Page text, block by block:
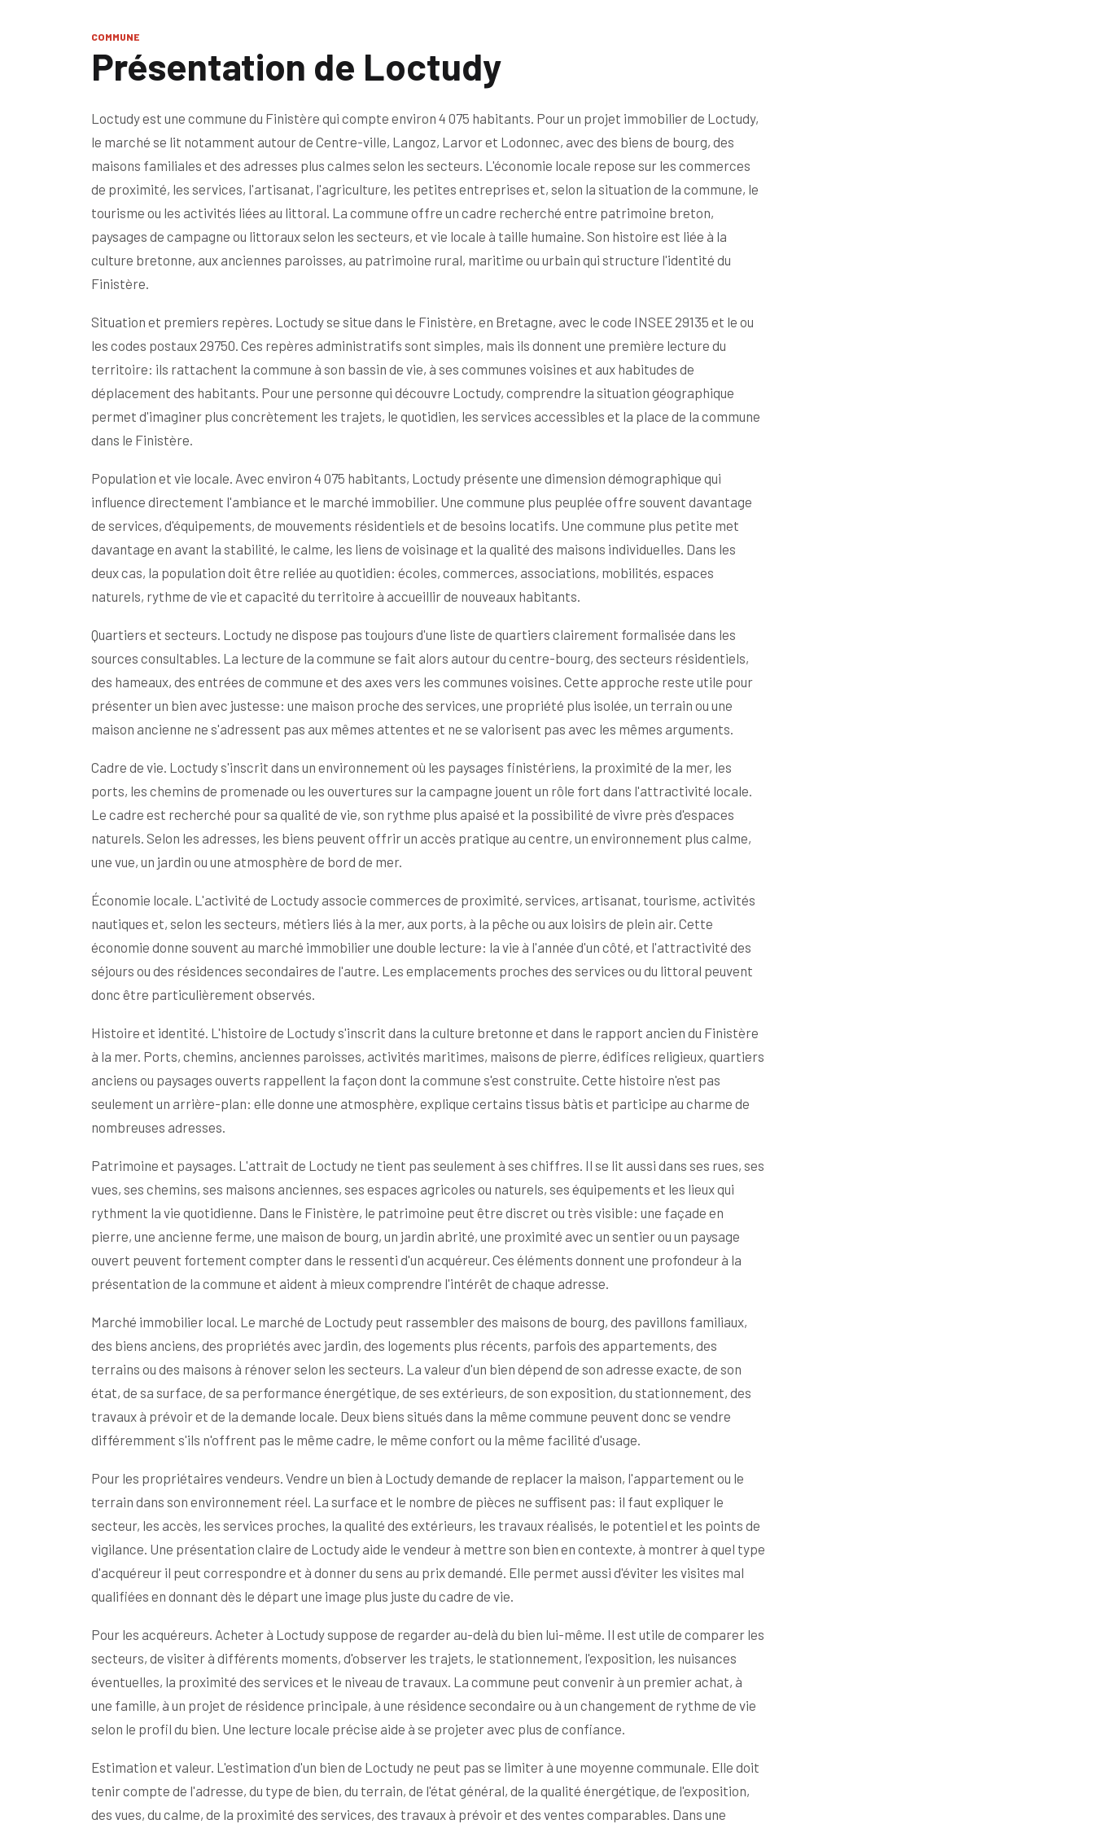
COMMUNE
Présentation de Loctudy
Loctudy est une commune du Finistère qui compte environ 4 075 habitants. Pour un projet immobilier de Loctudy,
le marché se lit notamment autour de Centre-ville, Langoz, Larvor et Lodonnec, avec des biens de bourg, des
maisons familiales et des adresses plus calmes selon les secteurs. L'économie locale repose sur les commerces
de proximité, les services, l'artisanat, l'agriculture, les petites entreprises et, selon la situation de la commune, le
tourisme ou les activités liées au littoral. La commune offre un cadre recherché entre patrimoine breton,
paysages de campagne ou littoraux selon les secteurs, et vie locale à taille humaine. Son histoire est liée à la
culture bretonne, aux anciennes paroisses, au patrimoine rural, maritime ou urbain qui structure l'identité du
Finistère.
Situation et premiers repères. Loctudy se situe dans le Finistère, en Bretagne, avec le code INSEE 29135 et le ou
les codes postaux 29750. Ces repères administratifs sont simples, mais ils donnent une première lecture du
territoire: ils rattachent la commune à son bassin de vie, à ses communes voisines et aux habitudes de
déplacement des habitants. Pour une personne qui découvre Loctudy, comprendre la situation géographique
permet d'imaginer plus concrètement les trajets, le quotidien, les services accessibles et la place de la commune
dans le Finistère.
Population et vie locale. Avec environ 4 075 habitants, Loctudy présente une dimension démographique qui
influence directement l'ambiance et le marché immobilier. Une commune plus peuplée offre souvent davantage
de services, d'équipements, de mouvements résidentiels et de besoins locatifs. Une commune plus petite met
davantage en avant la stabilité, le calme, les liens de voisinage et la qualité des maisons individuelles. Dans les
deux cas, la population doit être reliée au quotidien: écoles, commerces, associations, mobilités, espaces
naturels, rythme de vie et capacité du territoire à accueillir de nouveaux habitants.
Quartiers et secteurs. Loctudy ne dispose pas toujours d'une liste de quartiers clairement formalisée dans les
sources consultables. La lecture de la commune se fait alors autour du centre-bourg, des secteurs résidentiels,
des hameaux, des entrées de commune et des axes vers les communes voisines. Cette approche reste utile pour
présenter un bien avec justesse: une maison proche des services, une propriété plus isolée, un terrain ou une
maison ancienne ne s'adressent pas aux mêmes attentes et ne se valorisent pas avec les mêmes arguments.
Cadre de vie. Loctudy s'inscrit dans un environnement où les paysages finistériens, la proximité de la mer, les
ports, les chemins de promenade ou les ouvertures sur la campagne jouent un rôle fort dans l'attractivité locale.
Le cadre est recherché pour sa qualité de vie, son rythme plus apaisé et la possibilité de vivre près d'espaces
naturels. Selon les adresses, les biens peuvent offrir un accès pratique au centre, un environnement plus calme,
une vue, un jardin ou une atmosphère de bord de mer.
Économie locale. L'activité de Loctudy associe commerces de proximité, services, artisanat, tourisme, activités
nautiques et, selon les secteurs, métiers liés à la mer, aux ports, à la pêche ou aux loisirs de plein air. Cette
économie donne souvent au marché immobilier une double lecture: la vie à l'année d'un côté, et l'attractivité des
séjours ou des résidences secondaires de l'autre. Les emplacements proches des services ou du littoral peuvent
donc être particulièrement observés.
Histoire et identité. L'histoire de Loctudy s'inscrit dans la culture bretonne et dans le rapport ancien du Finistère
à la mer. Ports, chemins, anciennes paroisses, activités maritimes, maisons de pierre, édifices religieux, quartiers
anciens ou paysages ouverts rappellent la façon dont la commune s'est construite. Cette histoire n'est pas
seulement un arrière-plan: elle donne une atmosphère, explique certains tissus bàtis et participe au charme de
nombreuses adresses.
Patrimoine et paysages. L'attrait de Loctudy ne tient pas seulement à ses chiffres. Il se lit aussi dans ses rues, ses
vues, ses chemins, ses maisons anciennes, ses espaces agricoles ou naturels, ses équipements et les lieux qui
rythment la vie quotidienne. Dans le Finistère, le patrimoine peut être discret ou très visible: une façade en
pierre, une ancienne ferme, une maison de bourg, un jardin abrité, une proximité avec un sentier ou un paysage
ouvert peuvent fortement compter dans le ressenti d'un acquéreur. Ces éléments donnent une profondeur à la
présentation de la commune et aident à mieux comprendre l'intérêt de chaque adresse.
Marché immobilier local. Le marché de Loctudy peut rassembler des maisons de bourg, des pavillons familiaux,
des biens anciens, des propriétés avec jardin, des logements plus récents, parfois des appartements, des
terrains ou des maisons à rénover selon les secteurs. La valeur d'un bien dépend de son adresse exacte, de son
état, de sa surface, de sa performance énergétique, de ses extérieurs, de son exposition, du stationnement, des
travaux à prévoir et de la demande locale. Deux biens situés dans la même commune peuvent donc se vendre
différemment s'ils n'offrent pas le même cadre, le même confort ou la même facilité d'usage.
Pour les propriétaires vendeurs. Vendre un bien à Loctudy demande de replacer la maison, l'appartement ou le
terrain dans son environnement réel. La surface et le nombre de pièces ne suffisent pas: il faut expliquer le
secteur, les accès, les services proches, la qualité des extérieurs, les travaux réalisés, le potentiel et les points de
vigilance. Une présentation claire de Loctudy aide le vendeur à mettre son bien en contexte, à montrer à quel type
d'acquéreur il peut correspondre et à donner du sens au prix demandé. Elle permet aussi d'éviter les visites mal
qualifiées en donnant dès le départ une image plus juste du cadre de vie.
Pour les acquéreurs. Acheter à Loctudy suppose de regarder au-delà du bien lui-même. Il est utile de comparer les
secteurs, de visiter à différents moments, d'observer les trajets, le stationnement, l'exposition, les nuisances
éventuelles, la proximité des services et le niveau de travaux. La commune peut convenir à un premier achat, à
une famille, à un projet de résidence principale, à une résidence secondaire ou à un changement de rythme de vie
selon le profil du bien. Une lecture locale précise aide à se projeter avec plus de confiance.
Estimation et valeur. L'estimation d'un bien de Loctudy ne peut pas se limiter à une moyenne communale. Elle doit
tenir compte de l'adresse, du type de bien, du terrain, de l'état général, de la qualité énergétique, de l'exposition,
des vues, du calme, de la proximité des services, des travaux à prévoir et des ventes comparables. Dans une